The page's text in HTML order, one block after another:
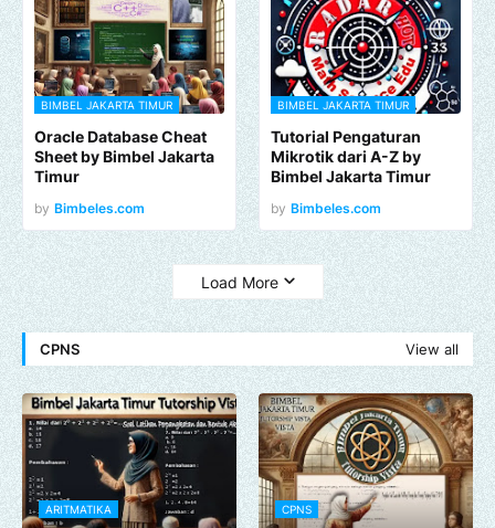
BIMBEL JAKARTA TIMUR
Oracle Database Cheat
Sheet by Bimbel Jakarta
Timur
by Bimbeles.com
BIMBEL JAKARTA TIMUR
Tutorial Pengaturan
Mikrotik dari A-Z by
Bimbel Jakarta Timur
by Bimbeles.com
Load More
CPNS View all
ARITMATIKA CPNS